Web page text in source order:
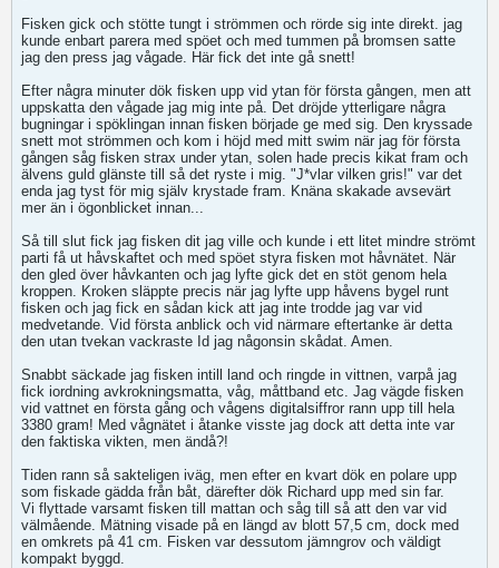
Fisken gick och stötte tungt i strömmen och rörde sig inte direkt. jag
kunde enbart parera med spöet och med tummen på bromsen satte
jag den press jag vågade. Här fick det inte gå snett!
Efter några minuter dök fisken upp vid ytan för första gången, men att
uppskatta den vågade jag mig inte på. Det dröjde ytterligare några
bugningar i spöklingan innan fisken började ge med sig. Den kryssade
snett mot strömmen och kom i höjd med mitt swim när jag för första
gången såg fisken strax under ytan, solen hade precis kikat fram och
älvens guld glänste till så det ryste i mig. "J*vlar vilken gris!" var det
enda jag tyst för mig själv krystade fram. Knäna skakade avsevärt
mer än i ögonblicket innan...
Så till slut fick jag fisken dit jag ville och kunde i ett litet mindre strömt
parti få ut håvskaftet och med spöet styra fisken mot håvnätet. När
den gled över håvkanten och jag lyfte gick det en stöt genom hela
kroppen. Kroken släppte precis när jag lyfte upp håvens bygel runt
fisken och jag fick en sådan kick att jag inte trodde jag var vid
medvetande. Vid första anblick och vid närmare eftertanke är detta
den utan tvekan vackraste Id jag någonsin skådat. Amen.
Snabbt säckade jag fisken intill land och ringde in vittnen, varpå jag
fick iordning avkrokningsmatta, våg, måttband etc. Jag vägde fisken
vid vattnet en första gång och vågens digitalsiffror rann upp till hela
3380 gram! Med vågnätet i åtanke visste jag dock att detta inte var
den faktiska vikten, men ändå?!
Tiden rann så sakteligen iväg, men efter en kvart dök en polare upp
som fiskade gädda från båt, därefter dök Richard upp med sin far.
Vi flyttade varsamt fisken till mattan och såg till så att den var vid
välmående. Mätning visade på en längd av blott 57,5 cm, dock med
en omkrets på 41 cm. Fisken var dessutom jämngrov och väldigt
kompakt byggd.